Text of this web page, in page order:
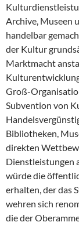
Archive, Museen
handelbar
der Kultur
Marktmacht
Groß-
Subvention von
Bibliotheken,
direkten
Dienstleistungen
würde die
erhalten, der das
wehren sich
die der